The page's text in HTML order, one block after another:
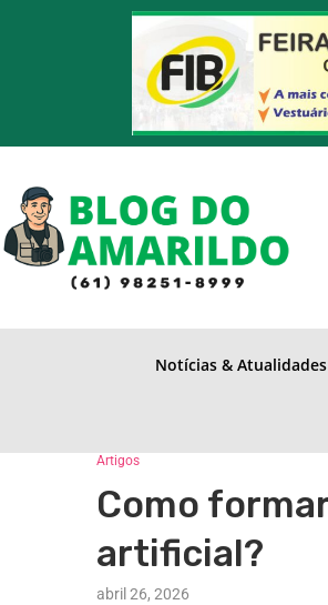
Notícias & Atualidades
Artigos
Como
artificial?
abril 26, 2026